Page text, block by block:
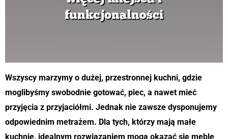
Wszyscy marzymy o dużej, przestronnej kuchni, gdzie
moglibyśmy swobodnie gotować, piec, a nawet mieć
przyjęcia z przyjaciółmi. Jednak nie zawsze dysponujemy
odpowiednim metrażem. Dla tych, którzy mają małe
kuchnie, idealnym rozwiązaniem mogą okazać się meble